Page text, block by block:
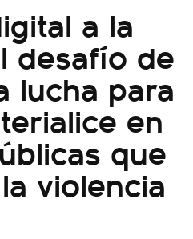
a la
desafío de
lucha para
en
que
violencia